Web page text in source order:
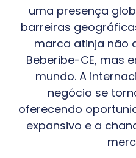
uma presença
barreiras
marca atinja não
Beberibe-CE, mas
mundo. A
negócio se
oferecendo
expansivo e a